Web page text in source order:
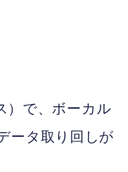
）で、ボーカル
ータ取り回しが